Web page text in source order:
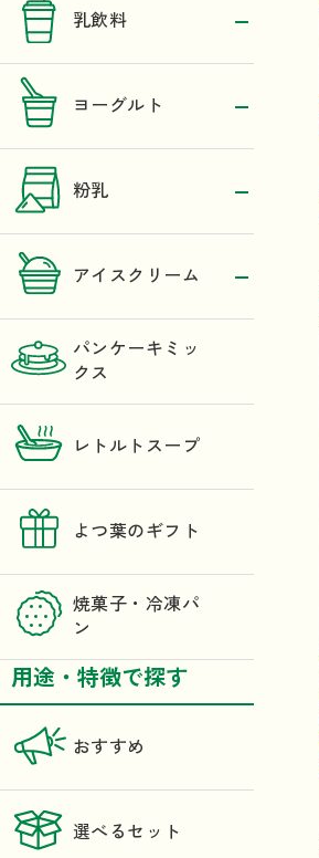
乳飲料
ヨーグルト
粉乳
アイスクリーム
パンケーキミッ
クス
レトルトスープ
よつ葉のギフト
焼菓子・冷凍パ
ン
用途・特徴で探す
おすすめ
選べるセット